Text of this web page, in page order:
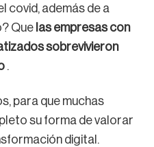
covid, además de a
Quelas empresas con
sobrevivieron
.
para que muchas
su forma de valorar
digital.